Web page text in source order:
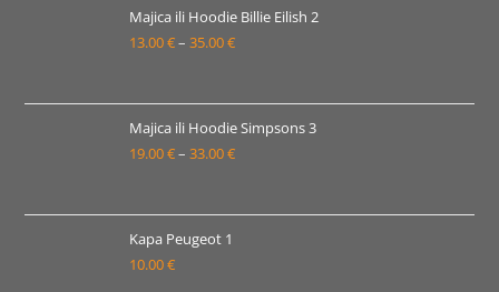
19.00 €
do
Majica ili Hoodie Billie Eilish 2
13.00€– 35.00€Raspon
od
13.00 €
do
Majica ili Hoodie Simpsons 3
19.00€– 33.00€Raspon
od
Kapa Peugeot 1
10.00€